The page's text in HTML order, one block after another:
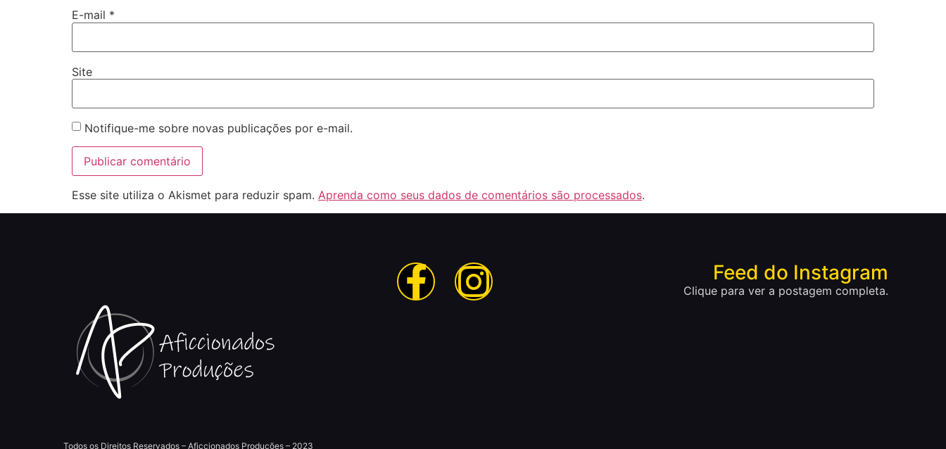
E-mail *
Site
Notifique-me sobre novas publicações por e-mail.
Esse site utiliza o Akismet para reduzir spam. Aprenda como seus dados de comentários são processados.
Todos os Direitos Reservados – Aficcionados Produções – 2023
Feed do Instagram
Clique para ver a postagem completa.